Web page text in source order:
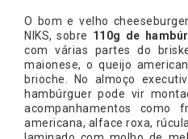
O bom e velho
NIKS, sobre 110g de
com várias partes do
maionese, o queijo
brioche. No almoço
hambúrguer pode vir
acompanhamentos
americana, alface roxa,